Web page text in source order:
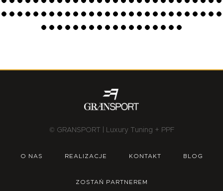
© GRANSPORT | Luxury Tuning + PPF
O NAS REALIZACJE KONTAKT BLOG
ZOSTAŃ PARTNEREM